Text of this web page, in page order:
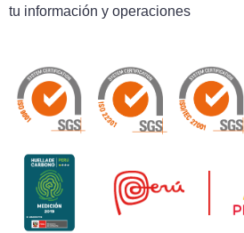
tu información y operaciones